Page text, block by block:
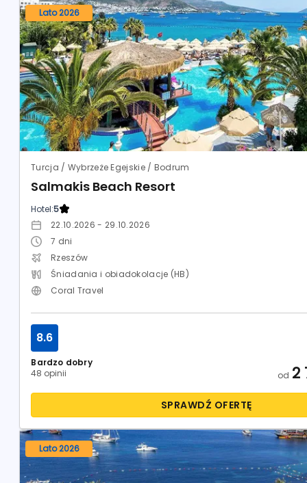
Lato 2026
Turcja / Wybrzeże Egejskie / Bodrum
Salmakis Beach Resort
Hotel:5
22.10.2026 - 29.10.2026
7 dni
Rzeszów
Śniadania i obiadokolacje (HB)
Coral Travel
Bardzo dobry
48 opinii
8.6
od 2
SPRAWDŹ OFERTĘ
Lato 2026